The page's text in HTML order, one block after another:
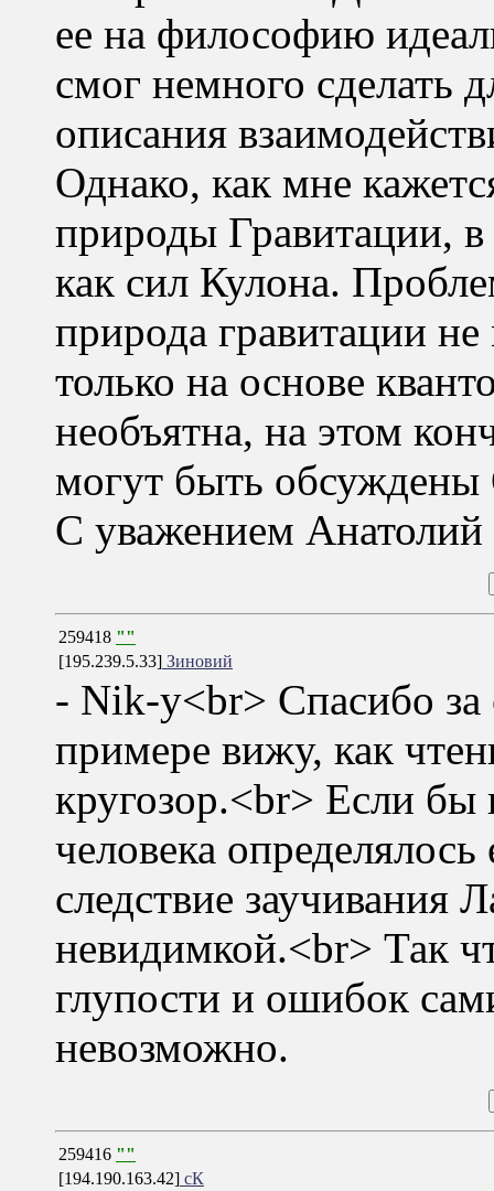
ее на философию
смог немного сделать
описания
Однако, как мне
природы Гравитации,
как сил Кулона.
природа гравитации
только на основе
необъятна, на этом
могут быть
С уважением Анатолий
259418 ""
[195.239.5.33] Зиновий
- Nik-у<br> Спасибо
примере вижу, как
кругозор.<br> Если бы
человека
следствие
невидимкой.<br> Так
глупости и ошибок
невозможно.
259416 ""
[194.190.163.42] сК